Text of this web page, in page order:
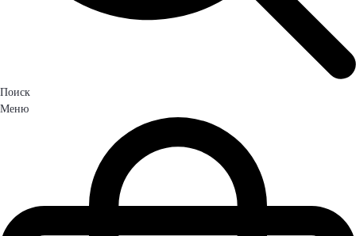
Поиск
Меню